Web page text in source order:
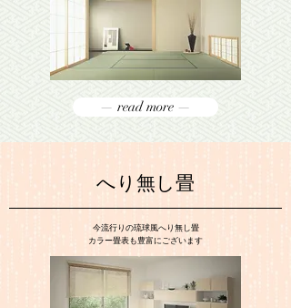
— read more —
へり無し畳
今流行りの琉球風へり無し畳
​カラー畳表も豊富にございます